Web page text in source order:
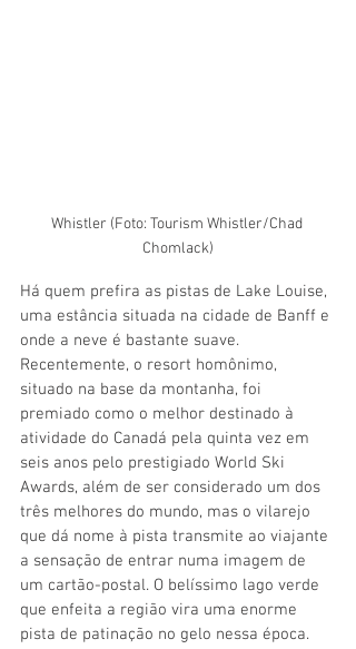
Whistler (Foto: Tourism Whistler/Chad
Chomlack)
Há quem prefira as pistas de Lake Louise,
uma estância situada na cidade de Banff e
onde a neve é bastante suave.
Recentemente, o resort homônimo,
situado na base da montanha, foi
premiado como o melhor destinado à
atividade do Canadá pela quinta vez em
seis anos pelo prestigiado World Ski
Awards, além de ser considerado um dos
três melhores do mundo, mas o vilarejo
que dá nome à pista transmite ao viajante
a sensação de entrar numa imagem de
um cartão-postal. O belíssimo lago verde
que enfeita a região vira uma enorme
pista de patinação no gelo nessa época.